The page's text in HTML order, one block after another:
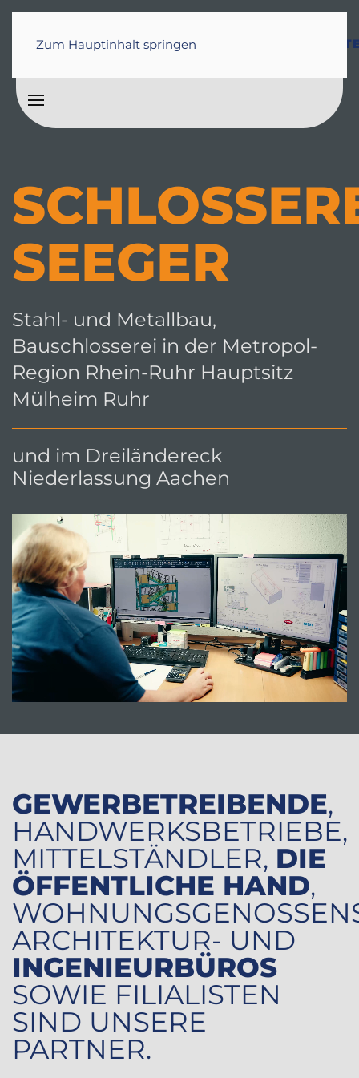
Zum Hauptinhalt springen
STARTSEITEPROJEKTE
/ WARTUNG
SEEGER
Stahl- und Metallbau,
Bauschlosserei in der Metropol-
Region Rhein-Ruhr Hauptsitz
Mülheim Ruhr
und im Dreiländereck
Niederlassung Aachen
GEWERBETREIBENDE,
HANDWERKSBETRIEBE,
MITTELSTÄNDLER, DIE
ÖFFENTLICHE HAND,
ARCHITEKTUR- UND
INGENIEURBÜROS
SOWIE FILIALISTEN
SIND UNSERE
PARTNER.